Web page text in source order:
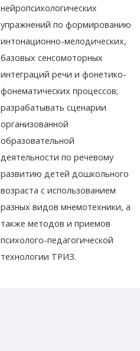
нейропсихологических
упражнений по формированию
интонационно-мелодических,
базовых сенсомоторных
интеграций речи и фонетико-
фонематических процессов;
разрабатывать сценарии
организованной
образовательной
деятельности по речевому
развитию детей дошкольного
возраста с использованием
разных видов мнемотехники, а
также методов и приемов
психолого-педагогической
технологии ТРИЗ.